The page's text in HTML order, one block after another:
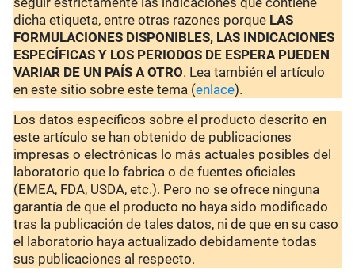
dicha etiqueta, entre otras razones porque LAS
FORMULACIONES DISPONIBLES, LAS INDICACIONES
ESPECÍFICAS Y LOS PERIODOS DE ESPERA PUEDEN
VARIAR DE UN PAÍS A OTRO. Lea también el artículo
en este sitio sobre este tema (enlace).
Los datos específicos sobre el producto descrito en
este artículo se han obtenido de publicaciones
impresas o electrónicas lo más actuales posibles del
laboratorio que lo fabrica o de fuentes oficiales
(EMEA, FDA, USDA, etc.). Pero no se ofrece ninguna
garantía de que el producto no haya sido modificado
tras la publicación de tales datos, ni de que en su caso
el laboratorio haya actualizado debidamente todas
sus publicaciones al respecto.